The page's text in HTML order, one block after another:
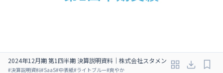
2024年12月期 第1四半期 決算説明資料｜株式会社スタメン
#決算説明資料#SaaS#中表紙#ライトブルー#爽やか